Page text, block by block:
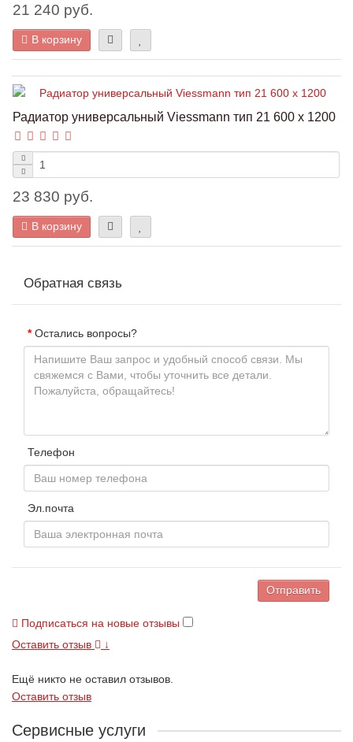
21 240 руб.
В корзину
Радиатор универсальный Viessmann тип 21 600 x 1200
23 830 руб.
В корзину
Обратная связь
Остались вопросы?
Телефон
Эл.почта
Отправить
Подписаться на новые отзывы
Оставить отзыв
↓
Ещё никто не оставил отзывов.
Оставить отзыв
Сервисные услуги